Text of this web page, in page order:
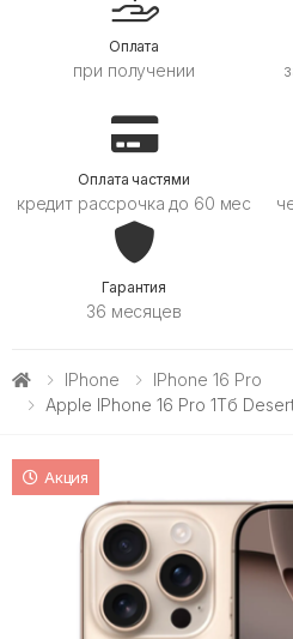
Оплата
при получении
Оплата частями
кредит рассрочка до 60 мес
Гарантия
36 месяцев
IPhone
IPhone 16 Pro
Apple IPhone 16 Pro 1Тб
Акция